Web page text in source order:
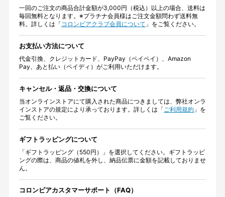
一回のご注文の商品合計金額が3,000円（税込）以上の場合、送料は
毎回無料となります。※プラチナ会員様はご注文金額問わず送料無
料。詳しくは「コロンビアクラブ会員について 」をご覧ください。
お支払い方法について
代金引換、クレジットカード、PayPay（ペイペイ）、Amazon
Pay、あと払い（ペイディ）がご利用いただけます。
キャンセル・返品・交換について
当オンラインストアにて購入された商品につきましては、弊社オンラ
インストアの規定により承っております。詳しくは「ご利用規約」を
ご覧ください。
ギフトラッピングについて
「ギフトラッピング（550円）」を選択してください。ギフトラッピ
ングの際は、商品の値札を外し、納品伝票に金額を記載しておりませ
ん。
コロンビアカスタマーサポート（FAQ）